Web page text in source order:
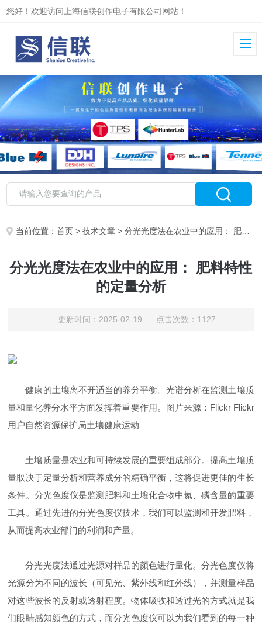
您好！欢迎访问上海信联创作电子有限公司网站！
当前位置：首页 >技术文章 > 分光光度法在农业中的应用： 肥料特性的定量分析
分光光度法在农业中的应用： 肥料特性
的定量分析
更新时间：2025-02-19 点击次数：1127
健康的土壤离不开适当的养分平衡。光谱分析在监测土壤质
量和量化养分水平方面发挥着重要作用。图片来源：Flickr Flickr
用户自然资源保护局土壤健康运动
土壤质量是农业和可持续发展的重要组成部分。提高土壤质
量取决于定量分析和营养成分的精确平衡，这将促进更佳的生长
条件。分光色度仪是监测肥料和土壤化合物中氮、磷含量的重要
工具。通过先进的分光色度仪技术，我们可以监测和开发肥料，
从而提高农业部门的利润和产量。
分光光度法通过光源对样品的颜色进行量化。分光色度仪将
光源分为不同的波长（可见光、紫外线和红外线），并测量样品
对这些波长的反射或透射程度。物体吸收和透过光的方式就是我
们眼睛感知颜色的方式，而分光色度仪可以为我们看到的每一种